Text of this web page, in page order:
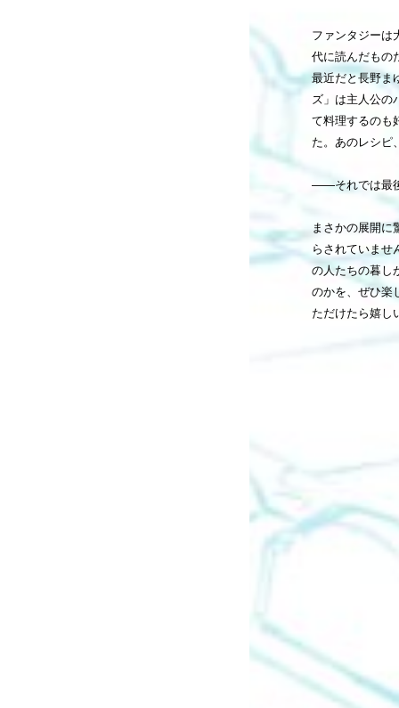
ファンタジーは
代に読んだもの
最近だと長野ま
ズ」は主人公の
て料理するのも
た。あのレシピ
――それでは最
まさかの展開に
らされていませ
の人たちの暮し
のかを、ぜひ楽
ただけたら嬉し